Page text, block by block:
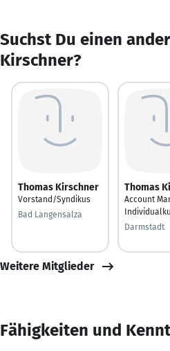
Suchst Du einen
Kirschner?
Thomas Kirschner
Vorstand/Syndikus
Bad Langensalza
Thomas
Account
Darmstadt
Weitere Mitglieder
Fähigkeiten und